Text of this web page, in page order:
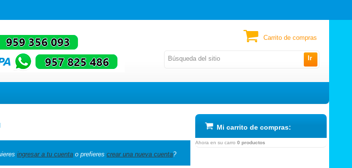
Ir
Carrito de compras
ingresar a tu cuenta o prefieres crear una nueva cuenta?
Mi carrito de compras:
Ahora en su carro 0 productos